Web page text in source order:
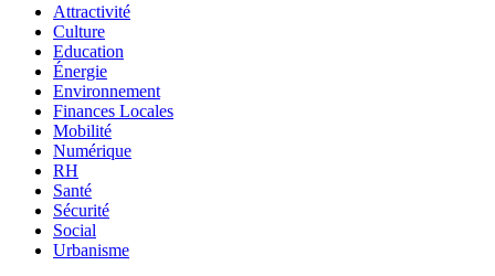
Attractivité
Culture
Education
Énergie
Environnement
Finances Locales
Mobilité
Numérique
RH
Santé
Sécurité
Social
Urbanisme